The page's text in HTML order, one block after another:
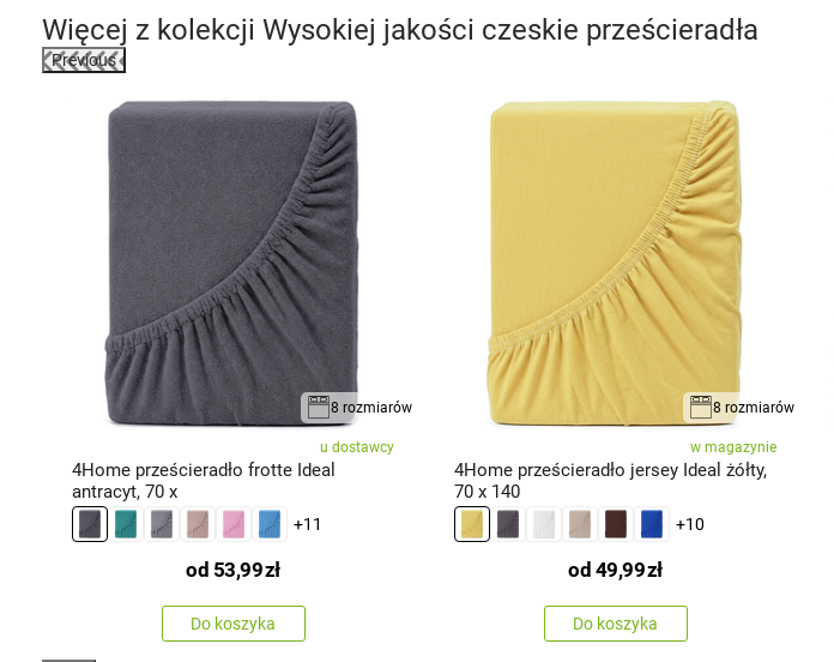
Więcej z kolekcji Wysokiej jakości czeskie prześcieradła
Previous
8 rozmiarów
u dostawcy
4Home prześcieradło frotte Ideal
antracyt, 70 x
+11
od 53,99zł
Do koszyka
8 rozmiarów
w magazynie
4Home prześcieradło jersey Ideal żółty,
70 x 140
+10
od 49,99zł
Do koszyka